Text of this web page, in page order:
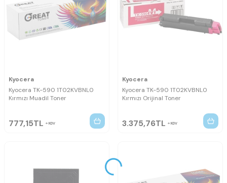
Kyocera
Kyocera TK-590 1T02KVBNL0
Kırmızı Muadil Toner
777,15TL KDV
Kyocera
Kyocera TK-590 1T02KVBNL0
Kırmızı Orijinal Toner
3.375,76TL KDV